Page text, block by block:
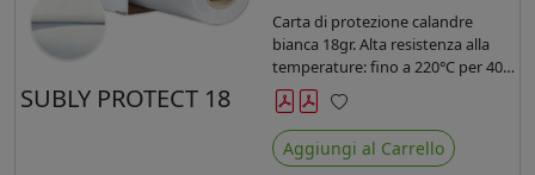
SUBLY PROTECT 18
Carta di protezione calandre
bianca 18gr. Alta resistenza alla
temperature: fino a 220°C per 40
secondi. Lunghezza 1075 mtl,
peso kg 35, diam. 20cm.
Preferiti
Aggiungi al Carrello